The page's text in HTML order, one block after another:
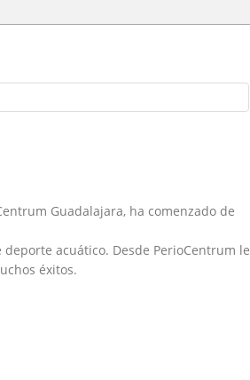
Guadalajara, ha comenzado de
acuático. Desde PerioCentrum le
éxitos.